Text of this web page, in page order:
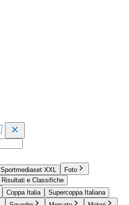
Sportmediaset XXL
Foto
Risultati e Classifiche
Coppa Italia
Supercoppa Italiana